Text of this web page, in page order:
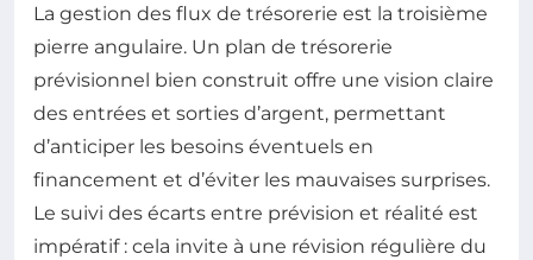
La gestion des flux de trésorerie est la troisième
pierre angulaire. Un plan de trésorerie
prévisionnel bien construit offre une vision claire
des entrées et sorties d’argent, permettant
d’anticiper les besoins éventuels en
financement et d’éviter les mauvaises surprises.
Le suivi des écarts entre prévision et réalité est
impératif : cela invite à une révision régulière du